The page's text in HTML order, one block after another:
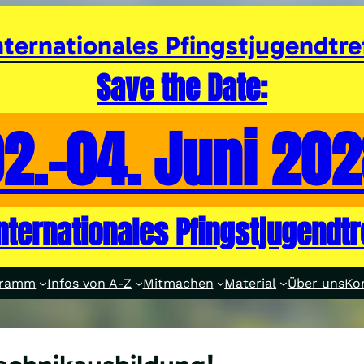
Save the Date:
04. Juni
Infos von A-Z Mitmachen Material Über uns